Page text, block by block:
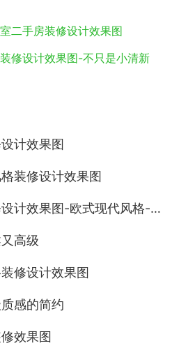
二手房装修设计效果图
修设计效果图-不只是小清新
计效果图
装修设计效果图
果图-欧式现代风格-三居室装修
高级
修设计效果图
感的简约
效果图